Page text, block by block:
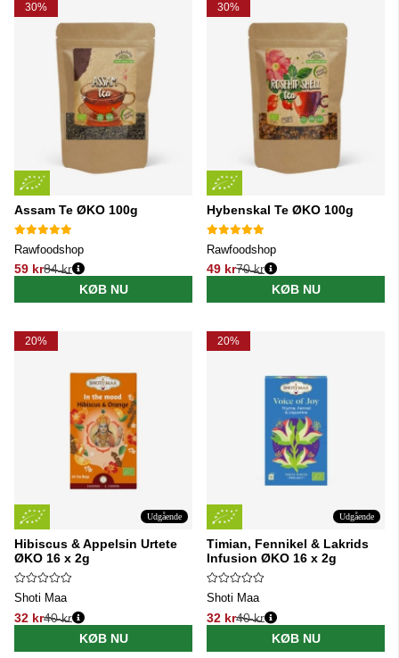
30%
Assam Te ØKO 100g
Rawfoodshop
59 kr
Normalpris:
84 kr
KØB NU
30%
Hybenskal Te ØKO 100g
Rawfoodshop
49 kr
Normalpris:
70 kr
KØB NU
20%
Udgående
Hibiscus & Appelsin Urtete
ØKO 16 x 2g
Shoti Maa
32 kr
Normalpris:
40 kr
KØB NU
20%
Udgående
Timian, Fennikel & Lakrids
Infusion ØKO 16 x 2g
Shoti Maa
32 kr
Normalpris:
40 kr
KØB NU